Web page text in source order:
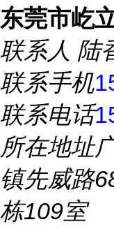
东莞市屹
联系人 陆
联系手机
联系电话
所在地址
镇先威路
栋109室